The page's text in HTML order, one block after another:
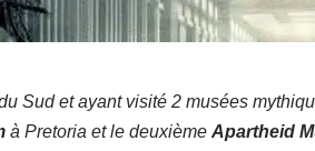
Sud et ayant visité 2 musées
à Pretoria et le deuxièmeApartheid